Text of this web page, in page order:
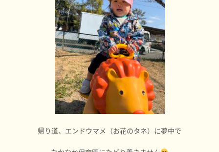
帰り道、エンドウマメ（お花のタネ）に夢中で